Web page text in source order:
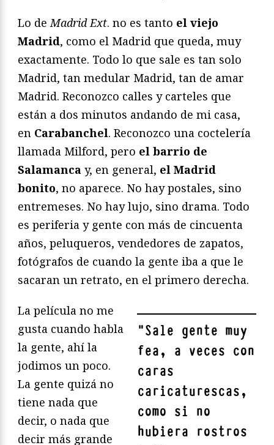
Lo deMadrid Ext. no es tanto el viejo
Madrid, como el Madrid que queda, muy
exactamente. Todo lo que sale es tan solo
Madrid, tan medular Madrid, tan de amar
Madrid. Reconozco calles y carteles que
están a dos minutos andando de mi casa,
en Carabanchel. Reconozco una coctelería
llamada Milford, pero el barrio de
Salamanca y, en general, el Madrid
bonito, no aparece. No hay postales, sino
entremeses. No hay lujo, sino drama. Todo
es periferia y gente con más de cincuenta
años, peluqueros, vendedores de zapatos,
fotógrafos de cuando la gente iba a que le
sacaran un retrato, en el primero derecha.
"Sale gente muy
fea, a veces con
caras
caricaturescas,
como si no
hubiera rostros
La película no me
gusta cuando habla
la gente, ahí la
jodimos un poco.
La gente quizá no
tiene nada que
decir, o nada que
decir más grande